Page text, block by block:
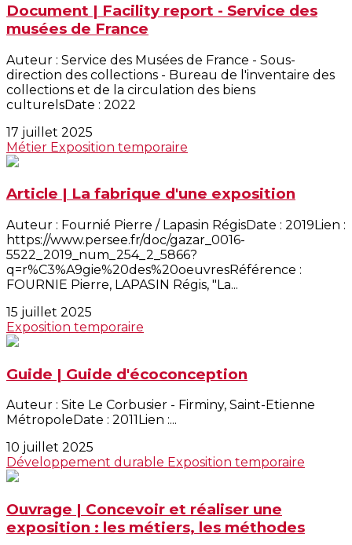
Document | Facility report - Service des
musées de France
Auteur : Service des Musées de France - Sous-
direction des collections - Bureau de l'inventaire des
collections et de la circulation des biens
culturelsDate : 2022
17 juillet 2025
Métier Exposition temporaire
Article | La fabrique d'une exposition
Auteur : Fournié Pierre / Lapasin RégisDate : 2019Lien :
https://www.persee.fr/doc/gazar_0016-
5522_2019_num_254_2_5866?
q=r%C3%A9gie%20des%20oeuvresRéférence :
FOURNIE Pierre, LAPASIN Régis, "La...
15 juillet 2025
Exposition temporaire
Guide | Guide d'écoconception
Auteur : Site Le Corbusier - Firminy, Saint-Etienne
MétropoleDate : 2011Lien :...
10 juillet 2025
Développement durable Exposition temporaire
Ouvrage | Concevoir et réaliser une
exposition : les métiers, les méthodes